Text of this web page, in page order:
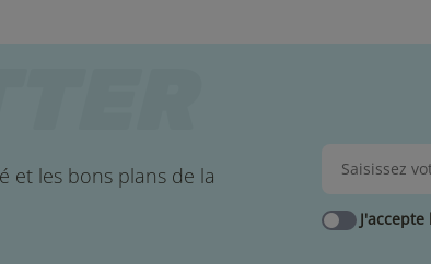
et les bons plans de la